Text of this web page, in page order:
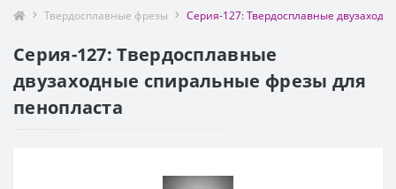
Твердосплавные фрезы Серия-127: Твердосплавные
Серия-127: Твердосплавные
двузаходные спиральные фрезы для
пенопласта